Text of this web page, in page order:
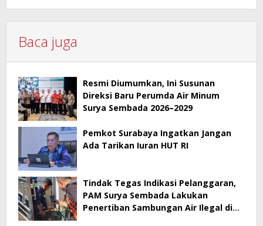
Baca juga
Resmi Diumumkan, Ini Susunan
Direksi Baru Perumda Air Minum
Surya Sembada 2026–2029
Pemkot Surabaya Ingatkan Jangan
Ada Tarikan Iuran HUT RI
Tindak Tegas Indikasi Pelanggaran,
PAM Surya Sembada Lakukan
Penertiban Sambungan Air Ilegal di